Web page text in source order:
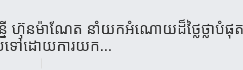
នី ​ហ៊ុន​ម៉ាណែត​ នាំ​យក​អំណោយ​ដ៏ថ្លៃ​ថ្លា​បំផុត​
ទៅ​ដោយ​ការ​យក​...